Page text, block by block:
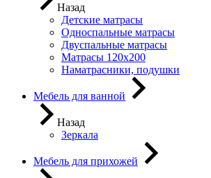
Назад
Детские матрасы
Односпальные матрасы
Двуспальные матрасы
Матрасы 120х200
Наматрасники, подушки
Мебель для ванной
Назад
Зеркала
Мебель для прихожей